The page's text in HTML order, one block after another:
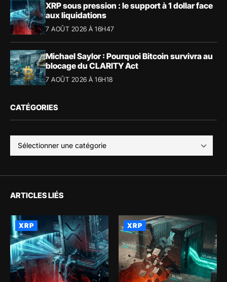
XRP sous pression : le support à 1 dollar face
aux liquidations
7 AOÛT 2026 À 16H47
Michael Saylor : Pourquoi Bitcoin survivra au
blocage du CLARITY Act
7 AOÛT 2026 À 16H18
CATÉGORIES
ARTICLES LIÉS
XRP XRP